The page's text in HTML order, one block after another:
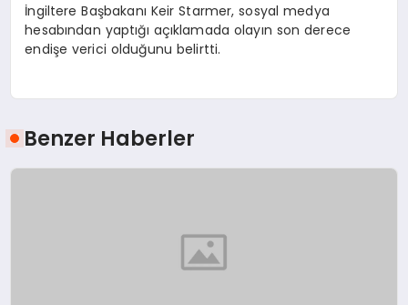
İngiltere Başbakanı Keir Starmer, sosyal medya
hesabından yaptığı açıklamada olayın son derece
endişe verici olduğunu belirtti.
Benzer Haberler